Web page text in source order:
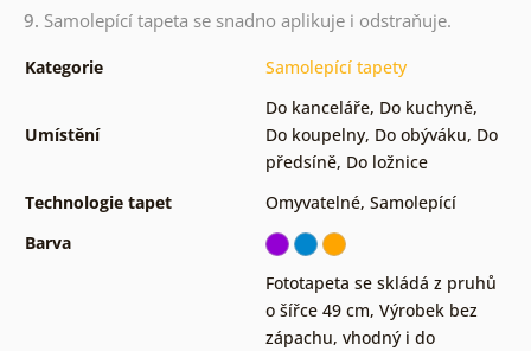
9. Samolepící tapeta se snadno aplikuje i odstraňuje.
Kategorie Samolepící tapety
Umístění
Do kanceláře, Do kuchyně,
Do koupelny, Do obýváku, Do
předsíně, Do ložnice
Technologie tapet
Omyvatelné, Samolepící
Barva
Fototapeta se skládá z pruhů
o šířce 49 cm, Výrobek bez
zápachu, vhodný i do